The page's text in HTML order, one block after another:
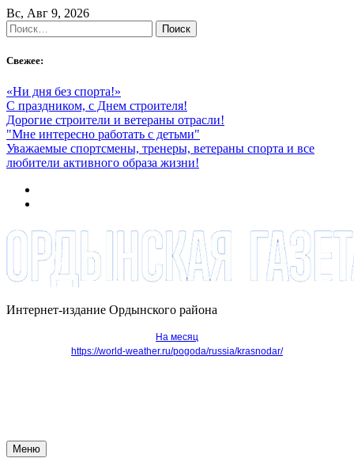
Skip
to
content
Вс, Авг 9, 2026
Найти:
Свежее:
«Ни дня без спорта!»
С праздником, с Днем строителя!
Дорогие строители и ветераны отрасли!
"Мне интересно работать с детьми"
Уважаемые спортсмены, тренеры, ветераны спорта и все
любители активного образа жизни!
Интернет-издание Ордынского района
На месяц
https://world-weather.ru/pogoda/russia/krasnodar/
Меню